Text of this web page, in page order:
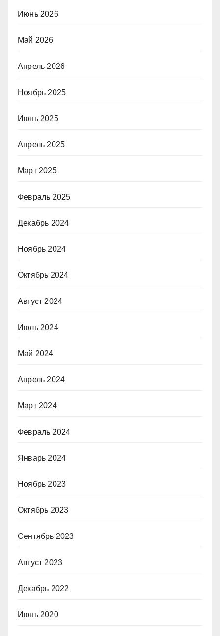
Июнь 2026
Май 2026
Апрель 2026
Ноябрь 2025
Июнь 2025
Апрель 2025
Март 2025
Февраль 2025
Декабрь 2024
Ноябрь 2024
Октябрь 2024
Август 2024
Июль 2024
Май 2024
Апрель 2024
Март 2024
Февраль 2024
Январь 2024
Ноябрь 2023
Октябрь 2023
Сентябрь 2023
Август 2023
Декабрь 2022
Июнь 2020